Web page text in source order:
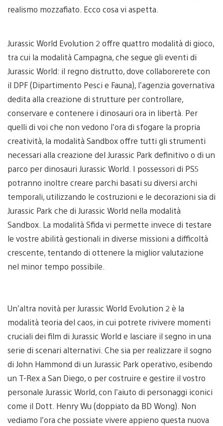
realismo mozzafiato. Ecco cosa vi aspetta.
Jurassic World Evolution 2 offre quattro modalità di gioco,
tra cui la modalità Campagna, che segue gli eventi di
Jurassic World: il regno distrutto, dove collaborerete con
il DPF (Dipartimento Pesci e Fauna), l’agenzia governativa
dedita alla creazione di strutture per controllare,
conservare e contenere i dinosauri ora in libertà. Per
quelli di voi che non vedono l’ora di sfogare la propria
creatività, la modalità Sandbox offre tutti gli strumenti
necessari alla creazione del Jurassic Park definitivo o di un
parco per dinosauri Jurassic World. I possessori di PS5
potranno inoltre creare parchi basati su diversi archi
temporali, utilizzando le costruzioni e le decorazioni sia di
Jurassic Park che di Jurassic World nella modalità
Sandbox. La modalità Sfida vi permette invece di testare
le vostre abilità gestionali in diverse missioni a difficoltà
crescente, tentando di ottenere la miglior valutazione
nel minor tempo possibile.
Un’altra novità per Jurassic World Evolution 2 è la
modalità teoria del caos, in cui potrete rivivere momenti
cruciali dei film di Jurassic World e lasciare il segno in una
serie di scenari alternativi. Che sia per realizzare il sogno
di John Hammond di un Jurassic Park operativo, esibendo
un T-Rex a San Diego, o per costruire e gestire il vostro
personale Jurassic World, con l’aiuto di personaggi iconici
come il Dott. Henry Wu (doppiato da BD Wong). Non
vediamo l’ora che possiate vivere appieno questa nuova